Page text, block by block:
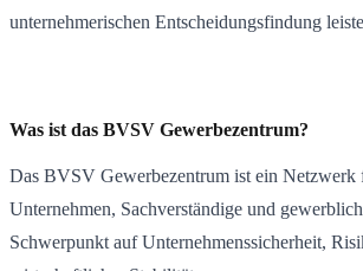
unternehmerischen Entscheidungsfindung
Was ist das BVSV Gewerbezentrum?
Das BVSV Gewerbezentrum ist ein Netzwerk
Unternehmen, Sachverständige und
Schwerpunkt auf Unternehmenssicherheit,